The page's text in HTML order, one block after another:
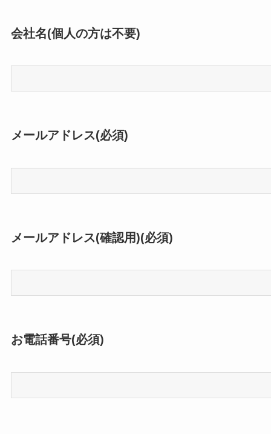
会社名(個人の方は不要)
メールアドレス(必須)
メールアドレス(確認用)(必須)
お電話番号(必須)